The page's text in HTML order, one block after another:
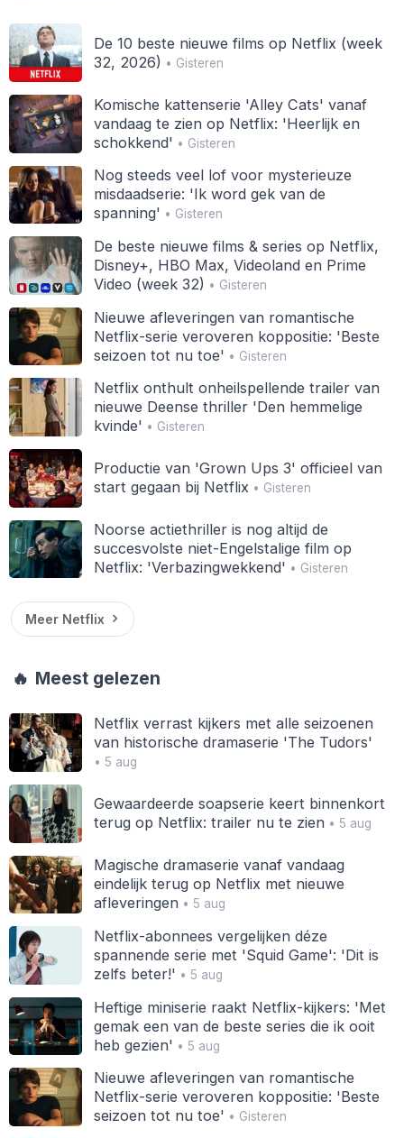
De 10 beste nieuwe films op Netflix (week
32, 2026) • Gisteren
Komische kattenserie 'Alley Cats' vanaf
vandaag te zien op Netflix: 'Heerlijk en
schokkend' • Gisteren
Nog steeds veel lof voor mysterieuze
misdaadserie: 'Ik word gek van de
spanning' • Gisteren
De beste nieuwe films & series op Netflix,
Disney+, HBO Max, Videoland en Prime
Video (week 32) • Gisteren
Nieuwe afleveringen van romantische
Netflix-serie veroveren koppositie: 'Beste
seizoen tot nu toe' • Gisteren
Netflix onthult onheilspellende trailer van
nieuwe Deense thriller 'Den hemmelige
kvinde' • Gisteren
Productie van 'Grown Ups 3' officieel van
start gegaan bij Netflix• Gisteren
Noorse actiethriller is nog altijd de
succesvolste niet-Engelstalige film op
Netflix: 'Verbazingwekkend' • Gisteren
Meer Netflix
🔥 Meest gelezen
Netflix verrast kijkers met alle seizoenen
van historische dramaserie 'The Tudors'
• 5 aug
Gewaardeerde soapserie keert binnenkort
terug op Netflix: trailer nu te zien• 5 aug
Magische dramaserie vanaf vandaag
eindelijk terug op Netflix met nieuwe
afleveringen• 5 aug
Netflix-abonnees vergelijken déze
spannende serie met 'Squid Game': 'Dit is
zelfs beter!' • 5 aug
Heftige miniserie raakt Netflix-kijkers: 'Met
gemak een van de beste series die ik ooit
heb gezien' • 5 aug
Nieuwe afleveringen van romantische
Netflix-serie veroveren koppositie: 'Beste
seizoen tot nu toe' • Gisteren